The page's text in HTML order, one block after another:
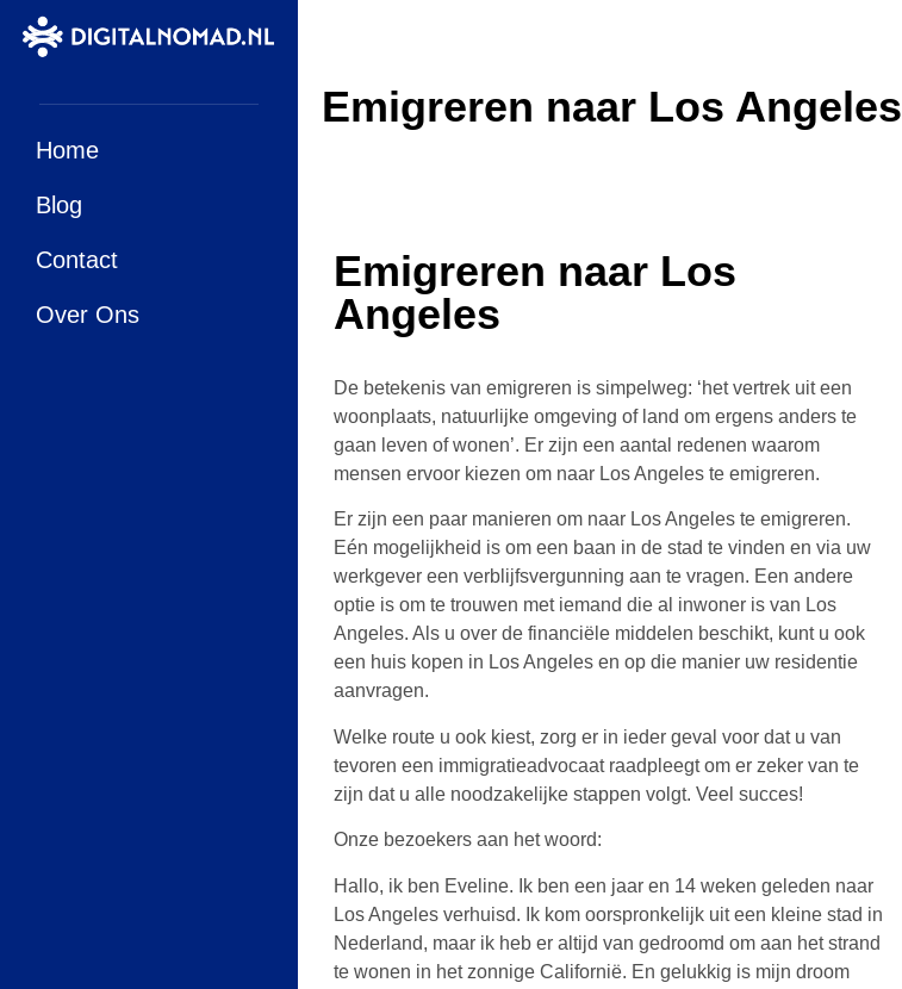
Home
Blog
Contact
Over Ons
Emigreren naar Los Angeles
Emigreren naar Los
Angeles
De betekenis van emigreren is simpelweg: ‘het vertrek uit een
woonplaats, natuurlijke omgeving of land om ergens anders te
gaan leven of wonen’. Er zijn een aantal redenen waarom
mensen ervoor kiezen om naar Los Angeles te emigreren.
Er zijn een paar manieren om naar Los Angeles te emigreren.
Eén mogelijkheid is om een baan in de stad te vinden en via uw
werkgever een verblijfsvergunning aan te vragen. Een andere
optie is om te trouwen met iemand die al inwoner is van Los
Angeles. Als u over de financiële middelen beschikt, kunt u ook
een huis kopen in Los Angeles en op die manier uw residentie
aanvragen.
Welke route u ook kiest, zorg er in ieder geval voor dat u van
tevoren een immigratieadvocaat raadpleegt om er zeker van te
zijn dat u alle noodzakelijke stappen volgt. Veel succes!
Onze bezoekers aan het woord:
Hallo, ik ben Eveline. Ik ben een jaar en 14 weken geleden naar
Los Angeles verhuisd. Ik kom oorspronkelijk uit een kleine stad in
Nederland, maar ik heb er altijd van gedroomd om aan het strand
te wonen in het zonnige Californië. En gelukkig is mijn droom